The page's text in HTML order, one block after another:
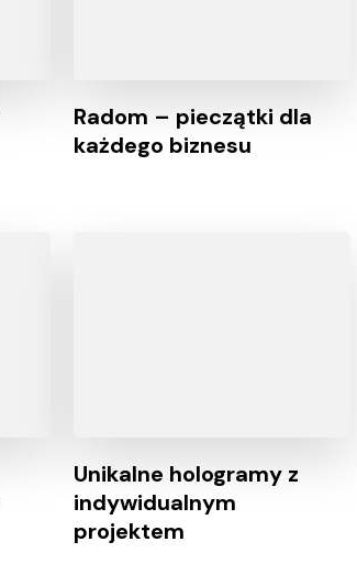
Radom – pieczątki dla
każdego biznesu
Unikalne hologramy z
indywidualnym
projektem